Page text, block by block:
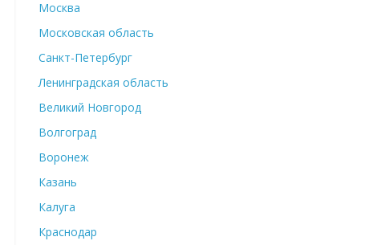
Москва
Московская область
Санкт-Петербург
Ленинградская область
Великий Новгород
Волгоград
Воронеж
Казань
Калуга
Краснодар